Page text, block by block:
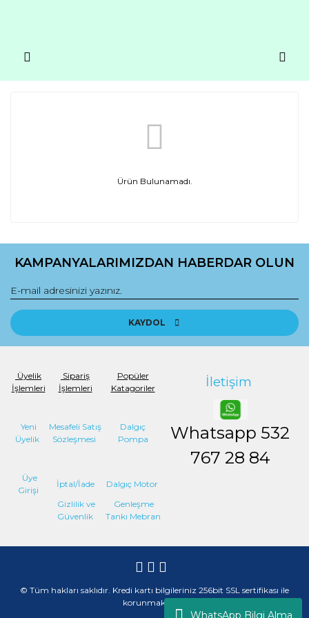
WhatsApp Bilgi Alma
Ürün Bulunamadı.
KAMPANYALARIMIZDAN HABERDAR OLUN
KAYDOL
Üyelik
İşlemleri
Sipariş
İşlemleri
Popüler
Katagoriler
İletişim
Yeni
Üyelik
Mesafeli Satış
Sözleşmesi
Dalgıç
Pompa
Whatsapp 532
767 28 84
Üye
Girişi
İptal/İade
Dalgıç Motor
Gizlilik ve
Güvenlik
Genleşme
Tankı Mebran
© Tüm hakları saklıdır. Kredi kartı bilgileriniz 256bit SSL sertifikası ile
korunmaktadır.